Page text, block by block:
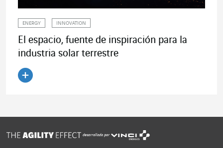
ENERGY INNOVATION
El espacio, fuente de inspiración para la
industria solar terrestre
desarrollado por